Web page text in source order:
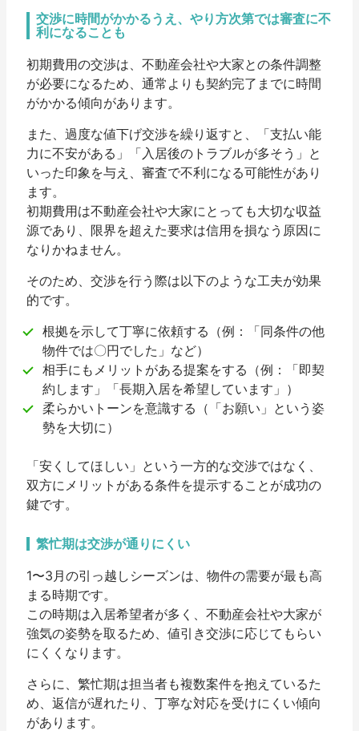
交渉に時間がかかるうえ、やり方次第では審査に不
利になることも
初期費用の交渉は、不動産会社や大家との条件調整
が必要になるため、通常よりも契約完了までに時間
がかかる傾向があります。
また、過度な値下げ交渉を繰り返すと、「支払い能
力に不安がある」「入居後のトラブルが多そう」と
いった印象を与え、審査で不利になる可能性があり
ます。
初期費用は不動産会社や大家にとっても大切な収益
源であり、限界を超えた要求は信用を損なう原因に
なりかねません。
そのため、交渉を行う際は以下のような工夫が効果
的です。
根拠を示して丁寧に依頼する（例：「同条件の他
物件では〇円でした」など）
相手にもメリットがある提案をする（例：「即契
約します」「長期入居を希望しています」）
柔らかいトーンを意識する（「お願い」という姿
勢を大切に）
「安くしてほしい」という一方的な交渉ではなく、
双方にメリットがある条件を提示することが成功の
鍵です。
繁忙期は交渉が通りにくい
1〜3月の引っ越しシーズンは、物件の需要が最も高
まる時期です。
この時期は入居希望者が多く、不動産会社や大家が
強気の姿勢を取るため、値引き交渉に応じてもらい
にくくなります。
さらに、繁忙期は担当者も複数案件を抱えているた
め、返信が遅れたり、丁寧な対応を受けにくい傾向
があります。